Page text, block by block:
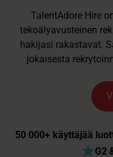
TalentAdore Hire
tekoälyavusteinen
hakijasi rakastavat.
jokaisesta
50 000+ käyttäjää
G2